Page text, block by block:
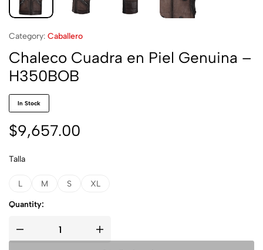
Category: Caballero
Chaleco Cuadra en Piel Genuina –
H350BOB
In Stock
$9,657.00
Talla
L M S XL
Quantity: